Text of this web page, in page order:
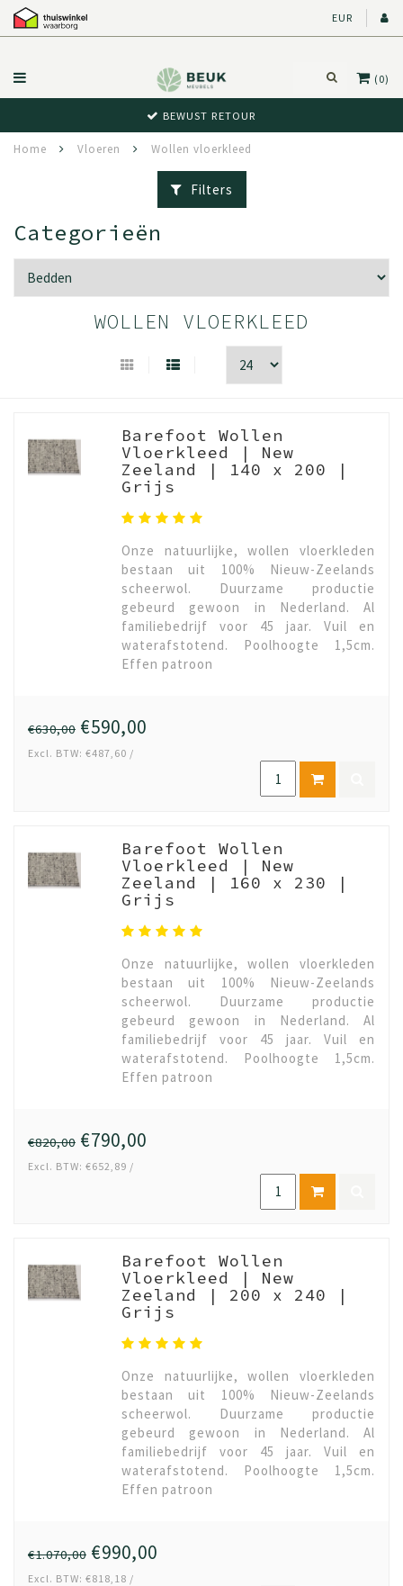
EUR
(0)
BEWUST RETOUR
Home Vloeren Wollen vloerkleed
Filters
Categorieën
WOLLEN VLOERKLEED
Barefoot Wollen
Vloerkleed | New
Zeeland | 140 x 200 |
Grijs
Onze natuurlijke, wollen vloerkleden
bestaan uit 100% Nieuw-Zeelands
scheerwol. Duurzame productie
gebeurd gewoon in Nederland. Al
familiebedrijf voor 45 jaar. Vuil en
waterafstotend. Poolhoogte 1,5cm.
Effen patroon
€630,00 €590,00
Excl. BTW: €487,60 /
Barefoot Wollen
Vloerkleed | New
Zeeland | 160 x 230 |
Grijs
Onze natuurlijke, wollen vloerkleden
bestaan uit 100% Nieuw-Zeelands
scheerwol. Duurzame productie
gebeurd gewoon in Nederland. Al
familiebedrijf voor 45 jaar. Vuil en
waterafstotend. Poolhoogte 1,5cm.
Effen patroon
€820,00 €790,00
Excl. BTW: €652,89 /
Barefoot Wollen
Vloerkleed | New
Zeeland | 200 x 240 |
Grijs
Onze natuurlijke, wollen vloerkleden
bestaan uit 100% Nieuw-Zeelands
scheerwol. Duurzame productie
gebeurd gewoon in Nederland. Al
familiebedrijf voor 45 jaar. Vuil en
waterafstotend. Poolhoogte 1,5cm.
Effen patroon
€1.070,00 €990,00
Excl. BTW: €818,18 /